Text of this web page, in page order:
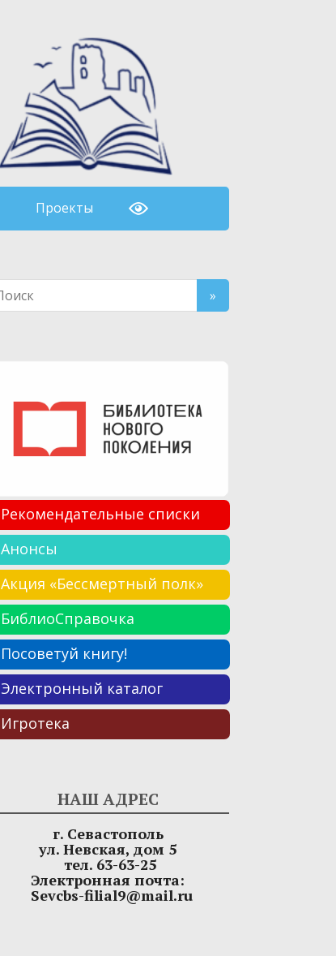
Проекты
Рекомендательные списки
Анонсы
Акция «Бессмертный полк»
БиблиоСправочка
Посоветуй книгу!
Электронный каталог
Игротека
НАШ АДРЕС
г. Севастополь
ул. Невская, дом 5
тел. 63-63-25
Электронная почта:
Sevcbs-filial9@mail.ru